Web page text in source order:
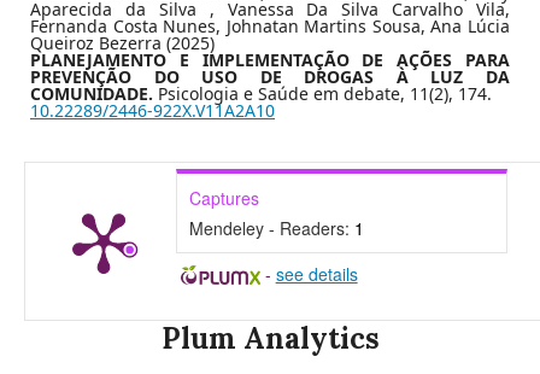
Aparecida da Silva , Vanessa Da Silva Carvalho Vila,
Fernanda Costa Nunes, Johnatan Martins Sousa, Ana Lúcia
Queiroz Bezerra (2025)
PLANEJAMENTO E IMPLEMENTAÇÃO DE AÇÕES PARA
PREVENÇÃO DO USO DE DROGAS À LUZ DA
COMUNIDADE. Psicologia e Saúde em debate, 11(2), 174.
10.22289/2446-922X.V11A2A10
Captures
Mendeley - Readers: 1
- see details
Plum Analytics